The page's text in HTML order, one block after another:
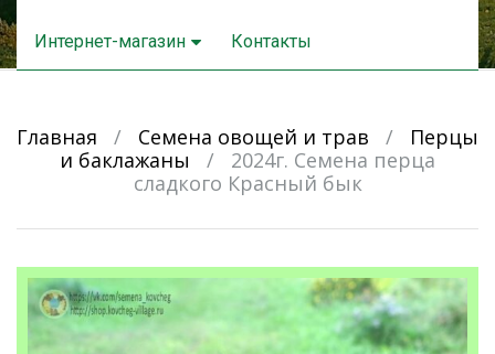
Интернет-магазин Контакты
Главная / Семена овощей и трав /
Перцы
и баклажаны
/
2024г. Семена перца
сладкого Красный бык